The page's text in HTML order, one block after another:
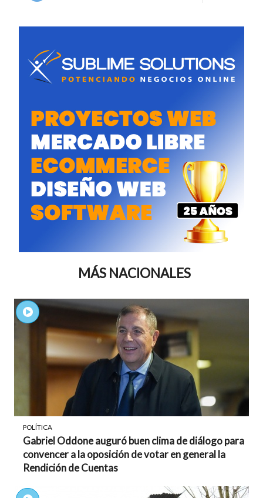
MÁS NACIONALES
POLÍTICA
Gabriel Oddone auguró buen clima de diálogo para
convencer a la oposición de votar en general la
Rendición de Cuentas